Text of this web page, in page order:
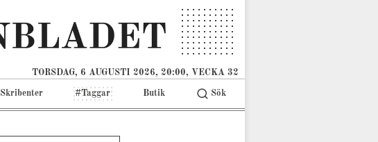
TORSDAG, 6 AUGUSTI 2026, 20:00, VECKA 32
Skribenter #Taggar Butik Sök